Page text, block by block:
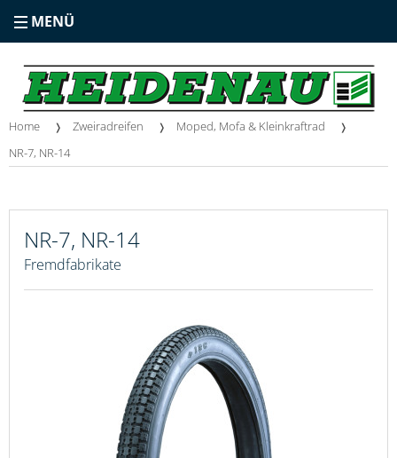
MENÜ
Home Zweiradreifen
Moped, Mofa & Kleinkraftrad
NR-7, NR-14
NR-7, NR-14
Fremdfabrikate